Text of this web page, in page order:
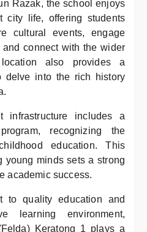
Razak, the school enjoys
city life, offering students
cultural events, engage
connect with the wider
also provides a
delve into the rich history
infrastructure includes a
recognizing the
education. This
young minds sets a strong
academic success.
to quality education and
learning environment,
Keratong 1 plays a